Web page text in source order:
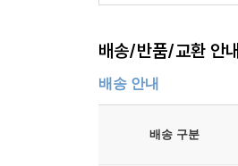
배송/반품/교환 안내
배송 안내
배송 구분